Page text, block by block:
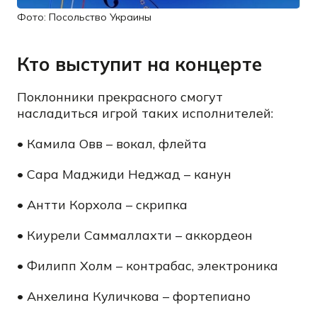
Фото: Посольство Украины
Кто выступит на концерте
Поклонники прекрасного смогут
насладиться игрой таких исполнителей:
• Камила Овв – вокал, флейта
• Сара Маджиди Неджад – канун
• Антти Корхола – скрипка
• Киурели Саммаллахти – аккордеон
• Филипп Холм – контрабас, электроника
• Анхелина Куличкова – фортепиано